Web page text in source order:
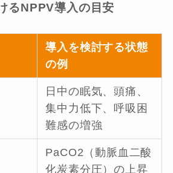
るNPPV導入の目安
導入を検討する状態
の例
日中の眠気、頭痛、
集中力低下、呼吸困
難感の増強
PaCO2（動脈血二酸
化炭素分圧）の上昇